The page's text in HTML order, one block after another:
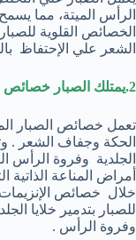
الرأس الميتة، مما
الخصائص القلوية
الشعر علي الإحتفاظ
2.يمتلك الصبار خصائص مضادة للحكة :
تعمل خصائص الصبار
الحكة وجفاف الشعر .
الجلدية وفروة الرأس
أمراض المناعة الذاتية
خلال خصائص الإنزيمات
للصبار بتدمير خلايا
وفروة الرأس .